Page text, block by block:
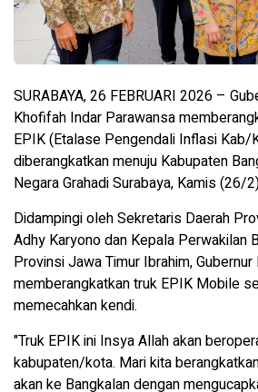
SURABAYA, 26 FEBRUARI 2026 –
Khofifah Indar Parawansa
EPIK (Etalase Pengendali Inflasi Kab/
diberangkatkan menuju Kabupaten
Negara Grahadi Surabaya, Kamis (26/
Didampingi oleh Sekretaris Daerah
Adhy Karyono dan Kepala Perwakilan
Provinsi Jawa Timur Ibrahim,
memberangkatkan truk EPIK Mobile
memecahkan kendi.
"Truk EPIK ini Insya Allah akan
kabupaten/kota. Mari kita
akan ke Bangkalan dengan